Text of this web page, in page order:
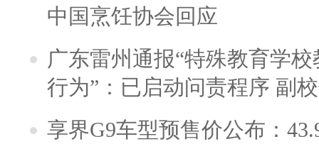
中国烹饪协会回应
广东雷州通报“特殊教育学
行为”：已启动问责程序 副
享界G9车型预售价公布：